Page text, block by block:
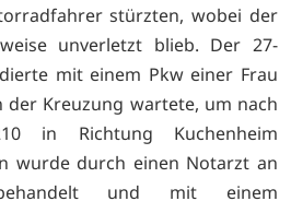
stürzten, wobei der
unverletzt blieb. Der 27-
mit einem Pkw einer Frau
der Kreuzung wartete, um nach
in Richtung Kuchenheim
wurde durch einen Notarzt an
und mit einem